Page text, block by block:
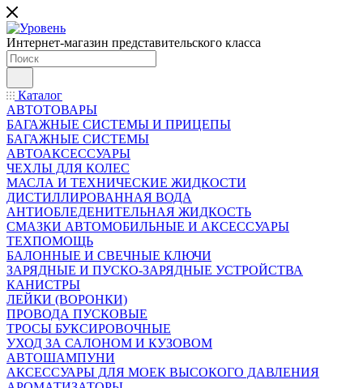
Интернет-магазин представительского класса
Каталог
АВТОТОВАРЫ
БАГАЖНЫЕ СИСТЕМЫ И ПРИЦЕПЫ
БАГАЖНЫЕ СИСТЕМЫ
АВТОАКСЕССУАРЫ
ЧЕХЛЫ ДЛЯ КОЛЕС
МАСЛА И ТЕХНИЧЕСКИЕ ЖИДКОСТИ
ДИСТИЛЛИРОВАННАЯ ВОДА
АНТИОБЛЕДЕНИТЕЛЬНАЯ ЖИДКОСТЬ
СМАЗКИ АВТОМОБИЛЬНЫЕ И АКСЕССУАРЫ
ТЕХПОМОЩЬ
БАЛОННЫЕ И СВЕЧНЫЕ КЛЮЧИ
ЗАРЯДНЫЕ И ПУСКО-ЗАРЯДНЫЕ УСТРОЙСТВА
КАНИСТРЫ
ЛЕЙКИ (ВОРОНКИ)
ПРОВОДА ПУСКОВЫЕ
ТРОСЫ БУКСИРОВОЧНЫЕ
УХОД ЗА САЛОНОМ И КУЗОВОМ
АВТОШАМПУНИ
АКСЕССУАРЫ ДЛЯ МОЕК ВЫСОКОГО ДАВЛЕНИЯ